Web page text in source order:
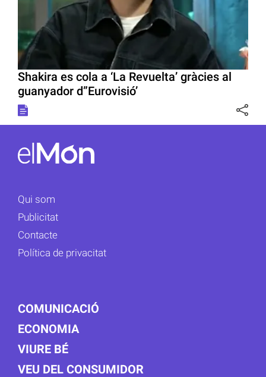
Shakira es cola a ‘La Revuelta’ gràcies al
guanyador d”Eurovisió’
Qui som
Publicitat
Contacte
Política de privacitat
COMUNICACIÓ
ECONOMIA
VIURE BÉ
VEU DEL CONSUMIDOR